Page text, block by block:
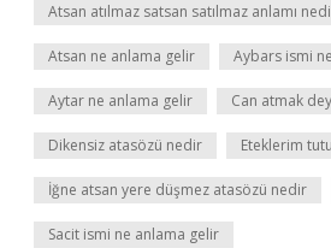
Atsan atılmaz satsan satılmaz anlamı
Atsan ne anlama gelir Aybars ismi
Aytar ne anlama gelir Can atmak
Dikensiz atasözü nedir Eteklerim
İğne atsan yere düşmez atasözü nedir
Sacit ismi ne anlama gelir